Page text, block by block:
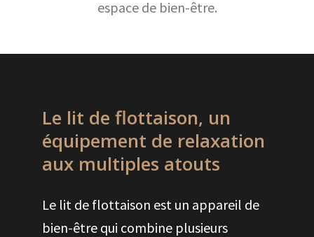
espace de bien-être.
Le lit de flottaison, un
équipement de relaxation
aux multiples atouts
Le lit de flottaison est un appareil de
bien-être qui combine plusieurs